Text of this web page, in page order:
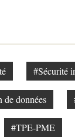
#Sécurité
données
#TPE-PME